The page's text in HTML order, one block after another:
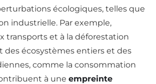
écologiques, telles que
industrielle. Par exemple,
transports et à la déforestation
des écosystèmes entiers et des
comme la consommation
à une empreinte